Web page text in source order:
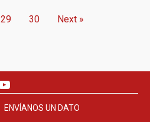
29 30 Next »
ENVÍANOS UN DATO